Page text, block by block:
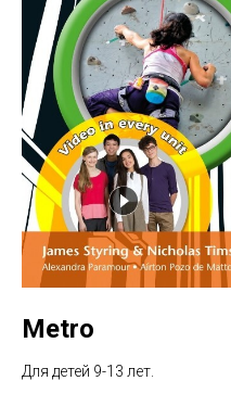
Metro
Для детей 9-13 лет.